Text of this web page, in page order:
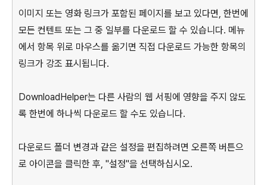
이미지 또는 영화 링크가 포함된 페이지를 보고 있다면, 한번에
모든 컨텐트 또는 그 중 일부를 다운로드 할 수 있습니다. 메뉴
에서 항목 위로 마우스를 옮기면 직접 다운로드 가능한 항목의
링크가 강조 표시됩니다.
DownloadHelper는 다른 사람의 웹 서핑에 영향을 주지 않도
록 한번에 하나씩 다운로드 할 수도 있습니다.
다운로드 폴더 변경과 같은 설정을 편집하려면 오른쪽 버튼으
로 아이콘을 클릭한 후, "설정"을 선택하십시오.